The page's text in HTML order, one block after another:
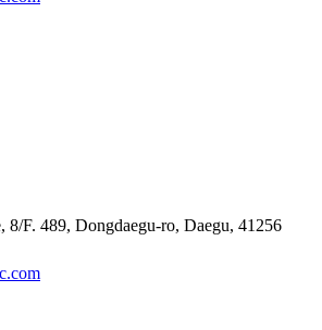
8/F. 489, Dongdaegu-ro, Daegu, 41256